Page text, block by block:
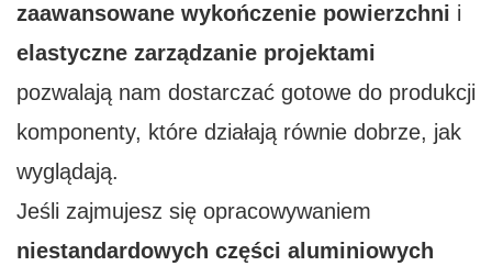
zaawansowane wykończenie powierzchni i
elastyczne zarządzanie projektami
pozwalają nam dostarczać gotowe do produkcji
komponenty, które działają równie dobrze, jak
wyglądają.
Jeśli zajmujesz się opracowywaniem
niestandardowych części aluminiowych